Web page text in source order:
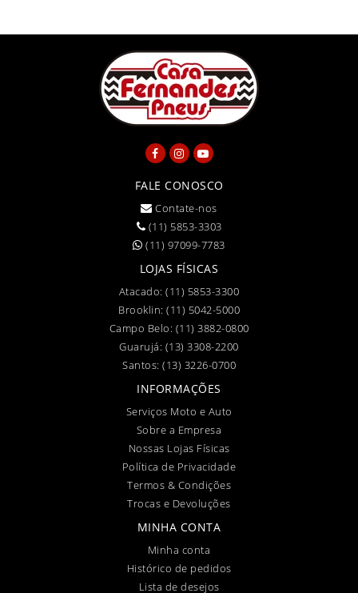
FALE CONOSCO
Contate-nos
(11) 5853-3303
(11) 97099-7783
LOJAS FÍSICAS
Atacado:(11) 5853-3300
Brooklin: (11) 5042-5000
Campo Belo: (11) 3882-0800
Guarujá: (13) 3308-2200
Santos: (13) 3226-0700
INFORMAÇÕES
Serviços Moto e Auto
Sobre a Empresa
Nossas Lojas Físicas
Política de Privacidade
Termos & Condições
Trocas e Devoluções
MINHA CONTA
Minha conta
Histórico de pedidos
Lista de desejos